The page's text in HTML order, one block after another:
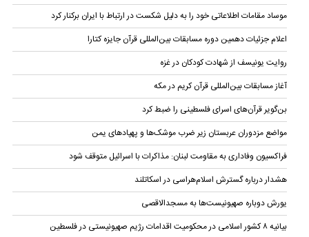
موساد مقامات اطلاعاتی خود را به دلیل شکست در ارتباط با ایران برکنار کرد
اعلام جزئیات دهمین دوره‌ مسابقات بین‌المللی قرآن جایزه کتارا
روایت یونیسف از شهادت کودکان در غزه
آغاز مسابقات بین‌المللی قرآن کریم در مکه
بن‌گویر قرآن‌های اسرای فلسطینی را ضبط کرد
مواضع مزدوران عربستان زیر ضرب موشک‌ها و پهپادهای یمن
فراکسیون وفاداری به مقاومت لبنان: مذاکرات با اسرائیل متوقف شود
هشدار درباره گسترش اسلام‌هراسی در اسکاتلند
یورش دوباره صهیونیست‌ها به مسجدالاقصی
بیانیه ۸ کشور اسلامی در محکومیت اقدامات رژیم صهیونیستی در فلسطین